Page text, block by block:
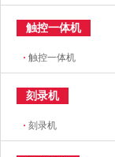
触控一体机
·触控一体机
刻录机
·刻录机